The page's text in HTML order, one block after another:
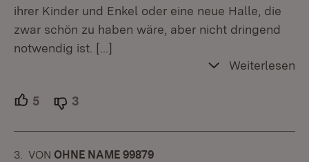
ihrer Kinder und Enkel oder eine neue Halle, die
zwar schön zu haben wäre, aber nicht dringend
notwendig ist. […]
Weiterlesen
5 Unterstützer.
3
3. KOMMENTAR
VON :OHNE NAME 99879